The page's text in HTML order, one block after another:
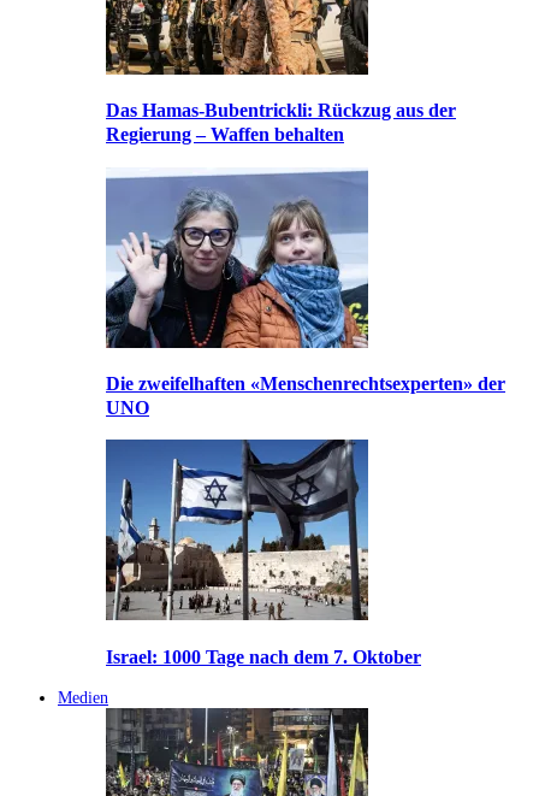
Das Hamas-Bubentrickli: Rückzug aus der
Regierung – Waffen behalten
Die zweifelhaften «Menschenrechtsexperten» der
UNO
Israel: 1000 Tage nach dem 7. Oktober
Medien